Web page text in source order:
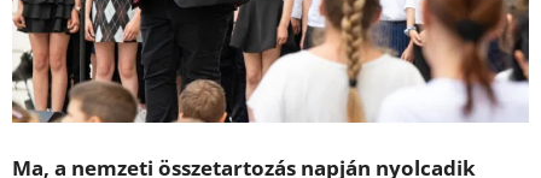
Ma, a nemzeti összetartozás napján nyolcadik